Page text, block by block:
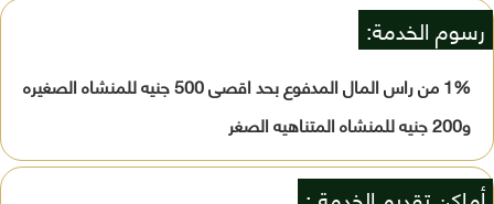
رسوم الخدمة:
1% من راس المال المدفوع بحد اقصى 500 جنيه للمنشاه الصغيره
و200 جنيه للمنشاه المتناهيه الصغر